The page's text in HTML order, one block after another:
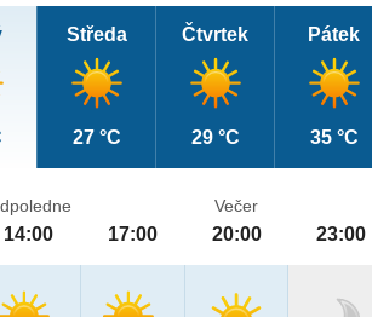
Středa
27 °C
Čtvrtek
29 °C
Pátek
35 °C
14:00 17:00
Večer
20:00 23:00